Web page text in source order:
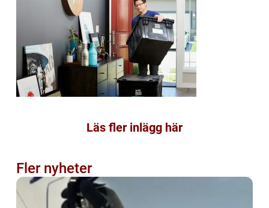
Läs fler inlägg här
Fler nyheter